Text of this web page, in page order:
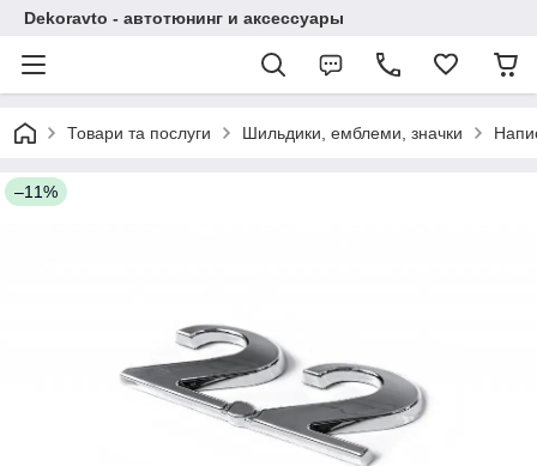
Dekoravto - автотюнинг и аксессуары
Товари та послуги Шильдики, емблеми, значки
–11%